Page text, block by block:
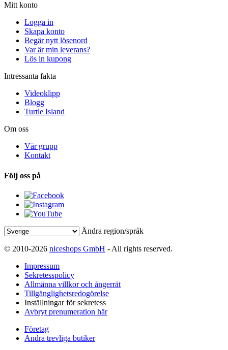
Mitt konto
Logga in
Skapa konto
Begär nytt lösenord
Var är min leverans?
Lös in kupong
Intressanta fakta
Videoklipp
Blogg
Turtle Island
Om oss
Vår grupp
Kontakt
Följ oss på
Ändra region/språk
© 2010-2026 niceshops GmbH - All rights reserved.
Impressum
Sekretesspolicy
Allmänna villkor och ångerrät
Tillgänglighetsredogörelse
Inställningar för sekretess
Avbryt prenumeration här
Företag
Andra trevliga butiker